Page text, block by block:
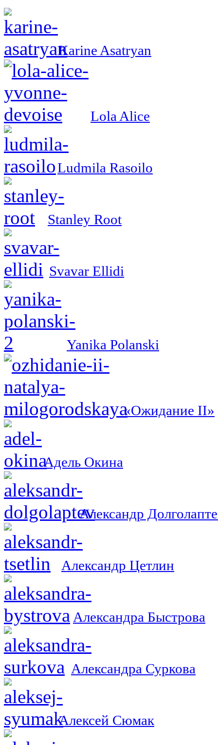
Karine Asatryan
Lola Alice
Ludmila Rasoilo
Stanley Root
Svavar Ellidi
Yanika Polanski
«Ожидание II»
Адель Окина
Александр
Александр Цетлин
Александра Быстрова
Александра Суркова
Алексей Сюмак